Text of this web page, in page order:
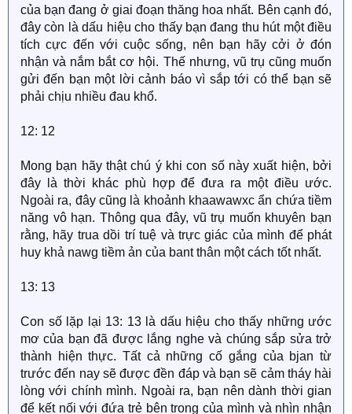
của bạn đang ở giai đoạn thăng hoa nhất. Bên cạnh đó,
đây còn là dấu hiệu cho thấy bạn đang thu hút một điều
tích cực đến với cuộc sống, nên bạn hãy cởi ở đón
nhận và nắm bắt cơ hội. Thế nhưng, vũ trụ cũng muốn
gửi đến bạn một lời cảnh báo vì sắp tới có thể bạn sẽ
phải chịu nhiều đau khổ.
12: 12
Mong bạn hãy thật chú ý khi con số này xuất hiện, bởi
đây là thời khác phù hợp để đưa ra một điều ước.
Ngoài ra, đây cũng là khoảnh khaawawxc ẩn chứa tiềm
năng vô hạn. Thông qua đây, vũ trụ muốn khuyên bạn
rằng, hãy trua dồi trí tuệ và trực giác của mình để phát
huy khả nawg tiềm ản của bant thân một cách tốt nhất.
13: 13
Con số lặp lại 13: 13 là dấu hiệu cho thấy những ước
mơ của bạn đã được lắng nghe và chúng sắp sửa trở
thành hiện thực. Tất cả những cố gắng của bjan từ
trước đến nay sẽ được đền đáp và bạn sẽ cảm tháy hài
lòng với chính mình. Ngoài ra, bạn nên dành thời gian
để kết nối với đứa trẻ bên trong của mình và nhìn nhận